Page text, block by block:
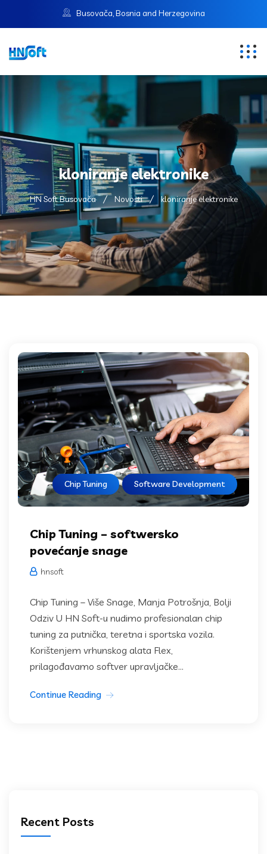
Busovača, Bosnia and Herzegovina
kloniranje elektronike
HN Soft Busovača Novosti kloniranje elektronike
Chip Tuning Software Development
Chip Tuning – softwersko
povećanje snage
hnsoft
Chip Tuning – Više Snage, Manja Potrošnja, Bolji
Odziv U HN Soft-u nudimo profesionalan chip
tuning za putnička, teretna i sportska vozila.
Korištenjem vrhunskog alata Flex,
prilagođavamo softver upravljačke...
Continue Reading
Recent Posts